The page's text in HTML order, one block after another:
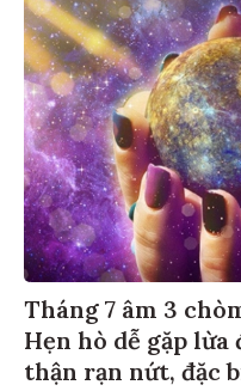
Tháng 7 âm 3
Hẹn hò dễ gặp lừa
thận rạn nứt, đặc